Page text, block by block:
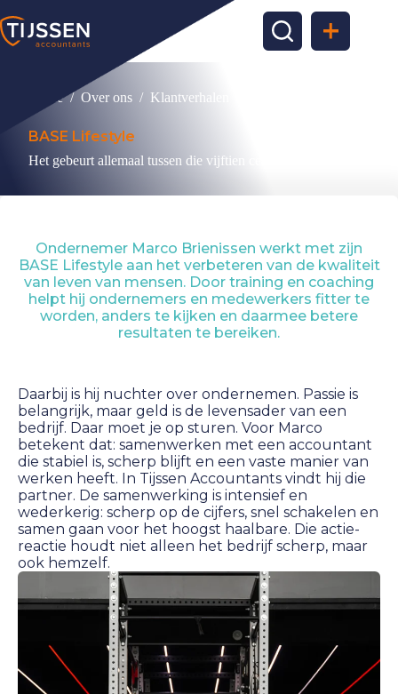
naar
de
Home / Over ons / Klantverhalen
BASE Lifestyle
Het gebeurt allemaal tussen die vijftien centimeter
Ondernemer Marco Brienissen werkt met zijn
BASE Lifestyle aan het verbeteren van de kwaliteit
van leven van mensen. Door training en coaching
helpt hij ondernemers en medewerkers fitter te
worden, anders te kijken en daarmee betere
resultaten te bereiken.
Daarbij is hij nuchter over ondernemen. Passie is
belangrijk, maar geld is de levensader van een
bedrijf. Daar moet je op sturen. Voor Marco
betekent dat: samenwerken met een accountant
die stabiel is, scherp blijft en een vaste manier van
werken heeft. In Tijssen Accountants vindt hij die
partner. De samenwerking is intensief en
wederkerig: scherp op de cijfers, snel schakelen en
samen gaan voor het hoogst haalbare. Die actie-
reactie houdt niet alleen het bedrijf scherp, maar
ook hemzelf.